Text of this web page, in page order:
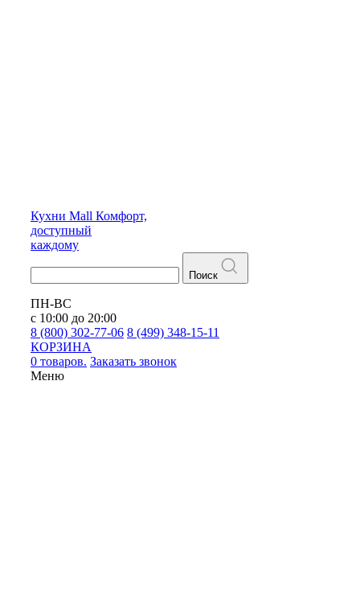
Кухни Mall Комфорт,
доступный
каждому
Поиск
ПН-ВС
с 10:00 до 20:00
8 (800) 302-77-06 8 (499) 348-15-11
КОРЗИНА
0 товаров. Заказать звонок
Меню